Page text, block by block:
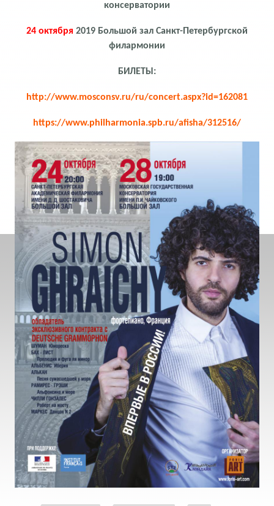
консерватории
24 октября 2019 Большой зал Санкт-Петербургской
филармонии
БИЛЕТЫ:
http://www.mosconsv.ru/ru/concert.aspx?id=162081
https://www.philharmonia.spb.ru/afisha/312516/